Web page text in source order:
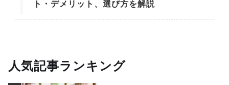
ト・デメリット、選び方を解説
人気記事ランキング